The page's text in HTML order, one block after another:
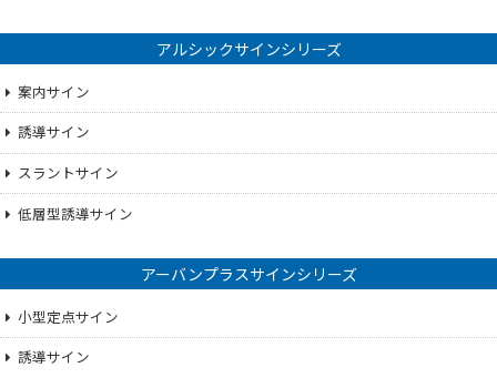
アルシックサインシリーズ
案内サイン
誘導サイン
スラントサイン
低層型誘導サイン
アーバンプラスサインシリーズ
小型定点サイン
誘導サイン